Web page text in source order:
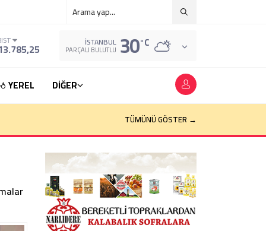
İSTANBUL
PARÇALI BULUTLU 30°C
YEREL
DİĞER
TÜMÜNÜ GÖSTER →